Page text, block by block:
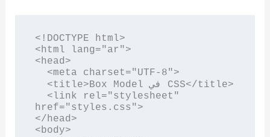
<!DOCTYPE html>
<html lang="ar">
<head>
href="styles.css">
</head>
<body>